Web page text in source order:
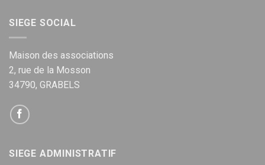
SIEGE SOCIAL
Maison des associations
2, rue de la Mosson
34790, GRABELS
SIEGE ADMINISTRATIF